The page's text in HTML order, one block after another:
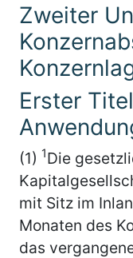
Zweiter
Erster
(1) 1Die
mit Sitz im
Monaten des
das